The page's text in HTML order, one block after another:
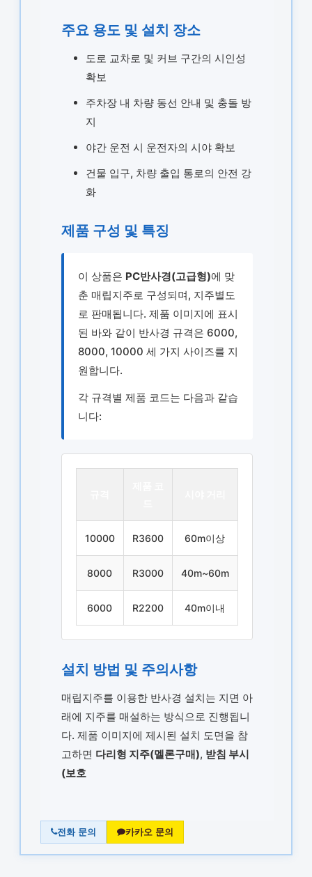
주요 용도 및 설치 장소
도로 교차로 및 커브 구간의 시인성
확보
주차장 내 차량 동선 안내 및 충돌 방
지
야간 운전 시 운전자의 시야 확보
건물 입구, 차량 출입 통로의 안전 강
화
제품 구성 및 특징
이 상품은 PC반사경(고급형)에 맞
춘 매립지주로 구성되며, 지주별도
로 판매됩니다. 제품 이미지에 표시
된 바와 같이 반사경 규격은 6000,
8000, 10000 세 가지 사이즈를 지
원합니다.
각 규격별 제품 코드는 다음과 같습
니다:
10000 R3600 60m이상
8000 R3000 40m~60m
6000 R2200 40m이내
설치 방법 및 주의사항
매립지주를 이용한 반사경 설치는 지면 아
래에 지주를 매설하는 방식으로 진행됩니
다. 제품 이미지에 제시된 설치 도면을 참
고하면 다리형 지주(멜론구매), 받침 부시
(보호
전화 문의 카카오 문의